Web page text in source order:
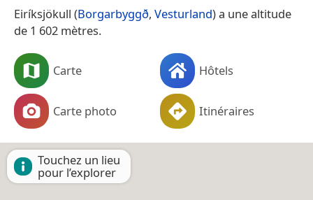
Eiríksjökull (Borgarbyggð, Vesturland) a une altitude
de 1 602 mètres.
Carte Hôtels
Carte photo Itinéraires
Touchez un lieu
pour l’explorer